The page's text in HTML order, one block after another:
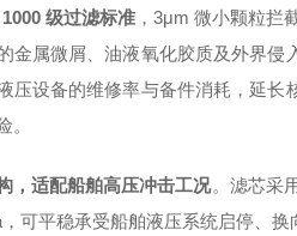
级过滤标准 ，3μm 微小颗粒拦
金属微屑、油液氧化胶质及外界
压设备的维修率与备件消耗，延长
。
，适配船舶高压冲击工况。滤芯采
可平稳承受船舶液压系统启停、